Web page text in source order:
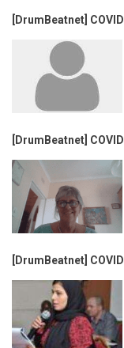
[DrumBeatnet]
[DrumBeatnet]
[DrumBeatnet]